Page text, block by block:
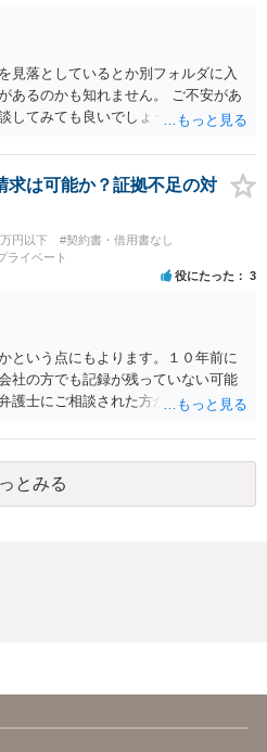
見落としているとか別フォルダに入
あるのかも知れません。 ご不安があ
してみても良いでしょう。
求は可能か？証拠不足の対
円以下
#契約書・借用書なし
ライベート
役にたった 3
という点にもよります。１０年前に
社の方でも記録が残っていない可能
護士にご相談された方が良いかと思
とみる